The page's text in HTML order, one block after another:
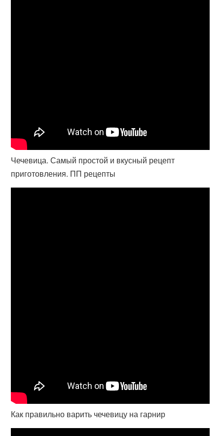
Чечевица. Самый простой и вкусный рецепт
приготовления. ПП рецепты
Как правильно варить чечевицу на гарнир